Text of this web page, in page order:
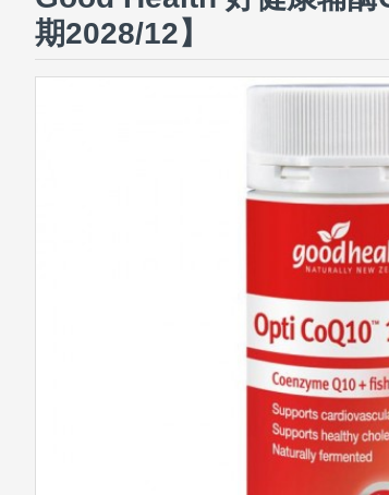
期2028/12】